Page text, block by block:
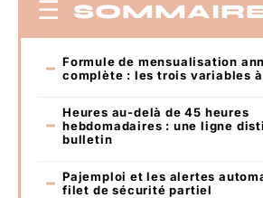
Formule de mensualisation
complète : les trois variables
Heures au-delà de 45 heures
hebdomadaires : une ligne
bulletin
Pajemploi et les alertes
filet de sécurité partiel